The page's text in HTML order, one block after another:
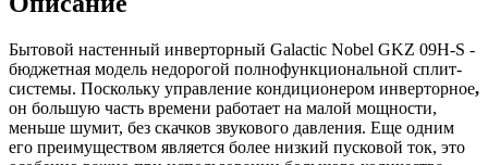
Бытовой настенный инверторный Galactic Nobel GKZ 09H-S -
бюджетная модель недорогой полнофункциональной сплит-
системы. Поскольку управление кондиционером инверторное,
он большую часть времени работает на малой мощности,
меньше шумит, без скачков звукового давления. Еще одним
его преимуществом является более низкий пусковой ток, это